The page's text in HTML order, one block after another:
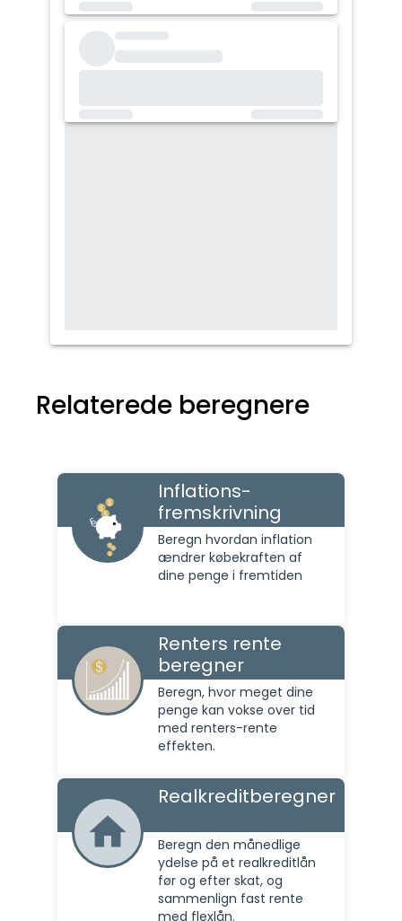
Relaterede beregnere
Inflations-
fremskrivning
Beregn hvordan inflation
ændrer købekraften af
dine penge i fremtiden
Renters rente
beregner
Beregn, hvor meget dine
penge kan vokse over tid
med renters-rente
effekten.
Realkreditberegner
Beregn den månedlige
ydelse på et realkreditlån
før og efter skat, og
sammenlign fast rente
med flexlån.